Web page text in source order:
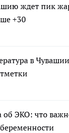
ждет пик
+30
в
ЭКО: что